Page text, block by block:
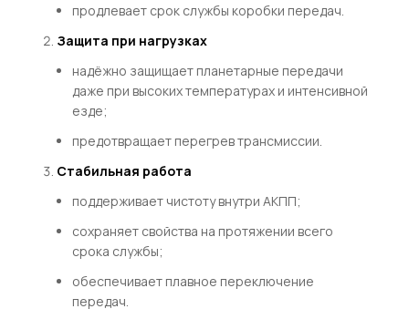
продлевает срок службы коробки передач.
Защита при нагрузках
надёжно защищает планетарные передачи
даже при высоких температурах и интенсивной
езде;
предотвращает перегрев трансмиссии.
Стабильная работа
поддерживает чистоту внутри АКПП;
сохраняет свойства на протяжении всего
срока службы;
обеспечивает плавное переключение
передач.